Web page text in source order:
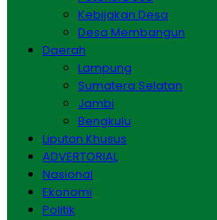
Kebijakan Desa
Desa Membangun
Daerah
Lampung
Sumatera Selatan
Jambi
Bengkulu
Liputan Khusus
ADVERTORIAL
Nasional
Ekonomi
Politik